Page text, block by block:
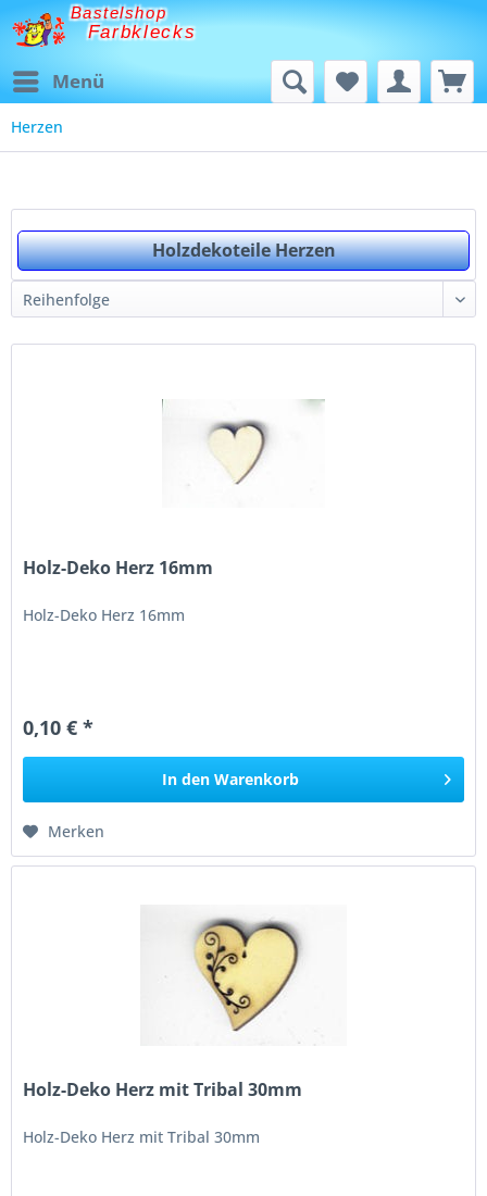
Bastelshop
Farbklecks
Menü
Herzen
Holzdekoteile Herzen
Holz-Deko Herz 16mm
Holz-Deko Herz 16mm
0,10 € *
In den Warenkorb
Merken
Holz-Deko Herz mit Tribal 30mm
Holz-Deko Herz mit Tribal 30mm